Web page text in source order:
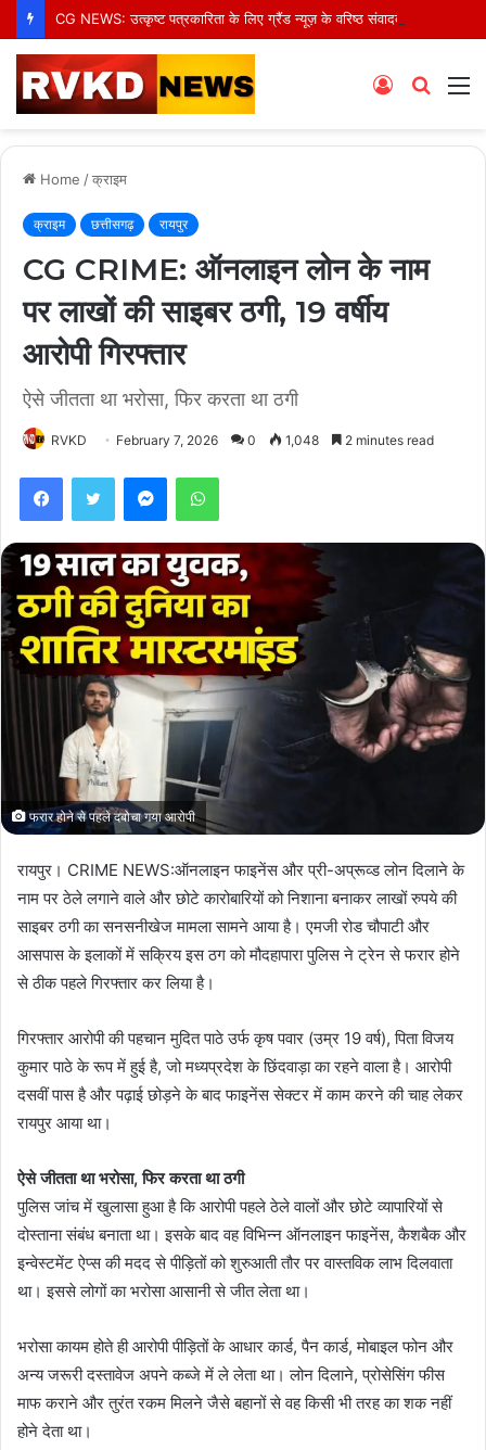
Search
Log
Home /क्राइम
क्राइम छत्तीसगढ़ रायपुर
CG CRIME: ऑनलाइन लोन के नाम
पर लाखों की साइबर ठगी, 19 वर्षीय
आरोपी गिरफ्तार
ऐसे जीतता था भरोसा, फिर करता था ठगी
RVKD February 7, 2026 0 1,048 2 minutes read
FacebookTwitter MessengerWhatsApp
फरार होने से पहले दबोचा गया आरोपी
रायपुर। CRIME NEWS:ऑनलाइन फाइनेंस और प्री-अप्रूव्ड लोन दिलाने के
नाम पर ठेले लगाने वाले और छोटे कारोबारियों को निशाना बनाकर लाखों रुपये की
साइबर ठगी का सनसनीखेज मामला सामने आया है। एमजी रोड चौपाटी और
आसपास के इलाकों में सक्रिय इस ठग को मौदहापारा पुलिस ने ट्रेन से फरार होने
से ठीक पहले गिरफ्तार कर लिया है।
गिरफ्तार आरोपी की पहचान मुदित पाठे उर्फ कृष पवार (उम्र 19 वर्ष), पिता विजय
कुमार पाठे के रूप में हुई है, जो मध्यप्रदेश के छिंदवाड़ा का रहने वाला है। आरोपी
दसवीं पास है और पढ़ाई छोड़ने के बाद फाइनेंस सेक्टर में काम करने की चाह लेकर
रायपुर आया था।
ऐसे जीतता था भरोसा, फिर करता था ठगी
पुलिस जांच में खुलासा हुआ है कि आरोपी पहले ठेले वालों और छोटे व्यापारियों से
दोस्ताना संबंध बनाता था। इसके बाद वह विभिन्न ऑनलाइन फाइनेंस, कैशबैक और
इन्वेस्टमेंट ऐप्स की मदद से पीड़ितों को शुरुआती तौर पर वास्तविक लाभ दिलवाता
था। इससे लोगों का भरोसा आसानी से जीत लेता था।
भरोसा कायम होते ही आरोपी पीड़ितों के आधार कार्ड, पैन कार्ड, मोबाइल फोन और
अन्य जरूरी दस्तावेज अपने कब्जे में ले लेता था। लोन दिलाने, प्रोसेसिंग फीस
माफ कराने और तुरंत रकम मिलने जैसे बहानों से वह किसी भी तरह का शक नहीं
होने देता था।